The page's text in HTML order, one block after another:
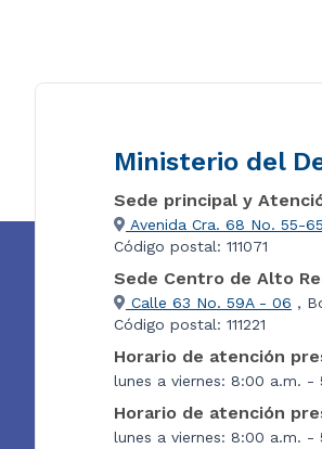
Ministerio del
Sede principal y
Avenida Cra. 68 No. 55-65
Código postal: 111071
Sede Centro de Alto
Calle 63 No. 59A - 06 ,
Código postal: 111221
Horario de atención
lunes a viernes: 8:00 a.m. -
Horario de atención
lunes a viernes: 8:00 a.m. -